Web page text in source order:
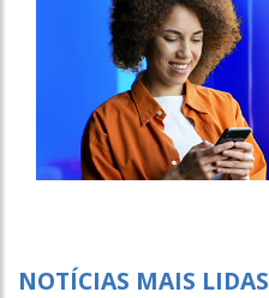
NOTÍCIAS MAIS LIDAS